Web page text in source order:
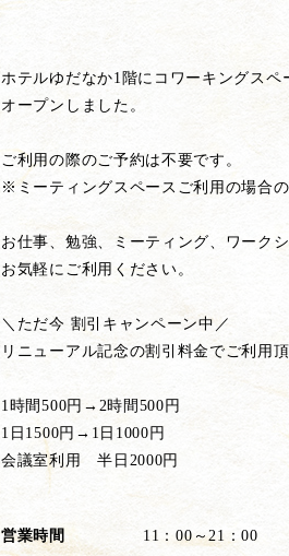
ホテルゆだなか1階にコワーキングスペ
オープンしました。
ご利用の際のご予約は不要です。
※ミーティングスペースご利用の場合
お仕事、勉強、ミーティング、ワークシ
お気軽にご利用ください。
＼ただ今 割引キャンペーン中／
リニューアル記念の割引料金でご利用頂
1時間500円→2時間500円
1日1500円→1日1000円
会議室利用 半日2000円
営業時間 11：00～21：00